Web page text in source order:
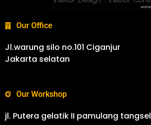
Our Office
Jl.warung silo no.101 Ciganjur
Jakarta selatan
Our Workshop
jl. Putera gelatik II pamulang tangsel